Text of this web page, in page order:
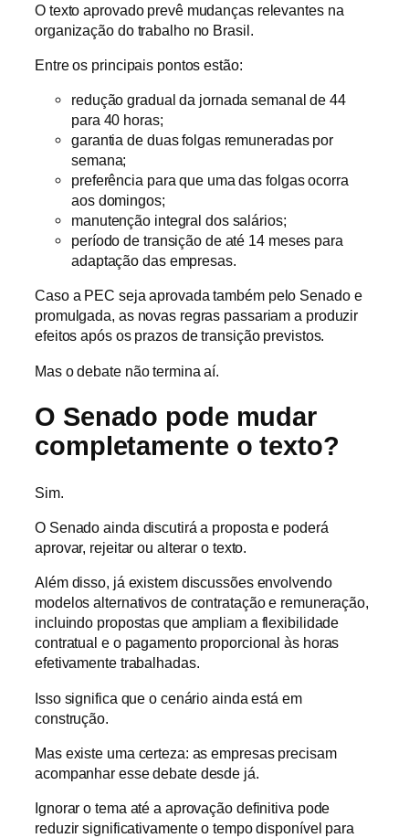
O texto aprovado prevê mudanças relevantes na
organização do trabalho no Brasil.
Entre os principais pontos estão:
redução gradual da jornada semanal de 44
para 40 horas;
garantia de duas folgas remuneradas por
semana;
preferência para que uma das folgas ocorra
aos domingos;
manutenção integral dos salários;
período de transição de até 14 meses para
adaptação das empresas.
Caso a PEC seja aprovada também pelo Senado e
promulgada, as novas regras passariam a produzir
efeitos após os prazos de transição previstos.
Mas o debate não termina aí.
O Senado pode mudar
completamente o texto?
Sim.
O Senado ainda discutirá a proposta e poderá
aprovar, rejeitar ou alterar o texto.
Além disso, já existem discussões envolvendo
modelos alternativos de contratação e remuneração,
incluindo propostas que ampliam a flexibilidade
contratual e o pagamento proporcional às horas
efetivamente trabalhadas.
Isso significa que o cenário ainda está em
construção.
Mas existe uma certeza: as empresas precisam
acompanhar esse debate desde já.
Ignorar o tema até a aprovação definitiva pode
reduzir significativamente o tempo disponível para